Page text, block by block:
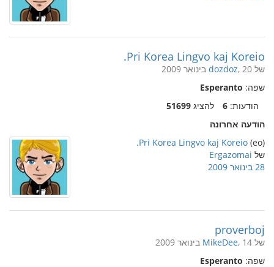
Pri Korea Lingvo kaj Koreio.
של dozdoz, 20 בינואר 2009
שפה: Esperanto
הודעות: 6 להציג 51699
הודעה אחרונה
(eo)
Pri Korea Lingvo kaj Koreio.
של Ergazomai
28 בינואר 2009
proverboj
של MikeDee, 14 בינואר 2009
שפה: Esperanto